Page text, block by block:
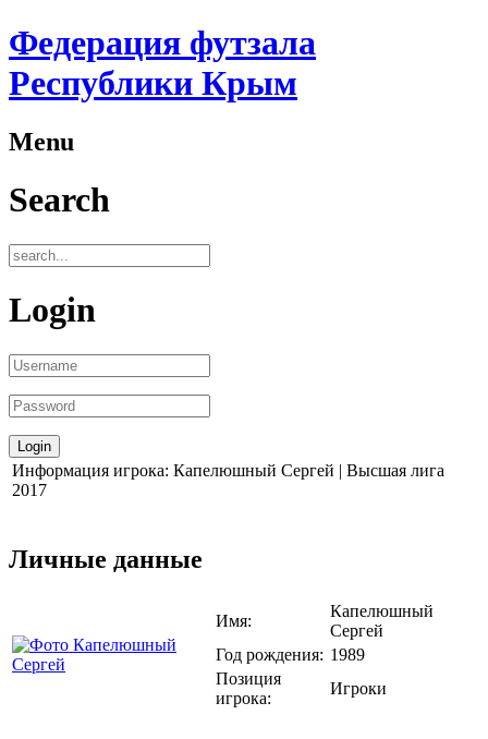
Федерация футзала
Республики Крым
Menu
Search
Login
Информация игрока: Капелюшный Сергей | Высшая лига
2017
Личные данные
Имя:
Капелюшный
Сергей
Год рождения: 1989
Позиция
игрока:
Игроки